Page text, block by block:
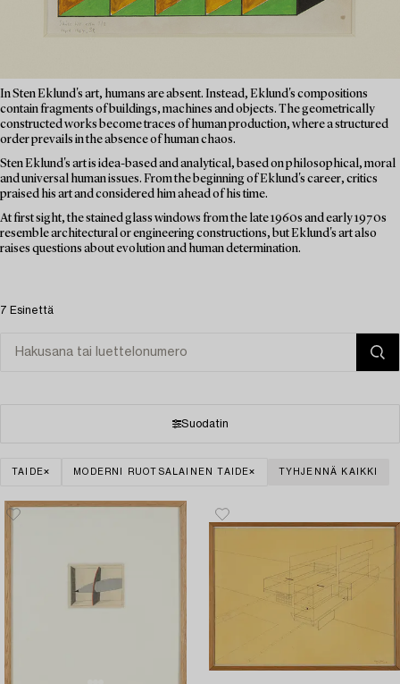
In Sten Eklund's art, humans are absent. Instead, Eklund's compositions
contain fragments of buildings, machines and objects. The geometrically
constructed works become traces of human production, where a structured
order prevails in the absence of human chaos.
Sten Eklund's art is idea-based and analytical, based on philosophical, moral
and universal human issues. From the beginning of Eklund's career, critics
praised his art and considered him ahead of his time.
At first sight, the stained glass windows from the late 1960s and early 1970s
resemble architectural or engineering constructions, but Eklund's art also
raises questions about evolution and human determination.
7 Esinettä
Suodatin
TAIDE MODERNI RUOTSALAINEN TAIDE TYHJENNÄ KAIKKI